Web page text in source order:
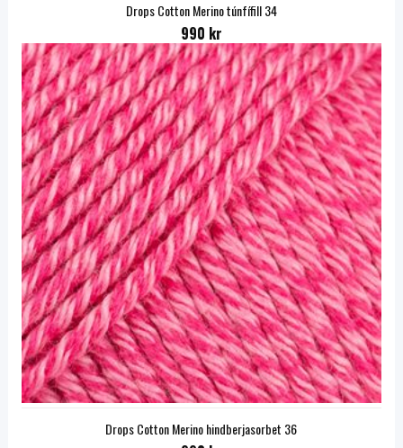
Drops Cotton Merino túnfífill 34
990 kr
Drops Cotton Merino hindberjasorbet 36